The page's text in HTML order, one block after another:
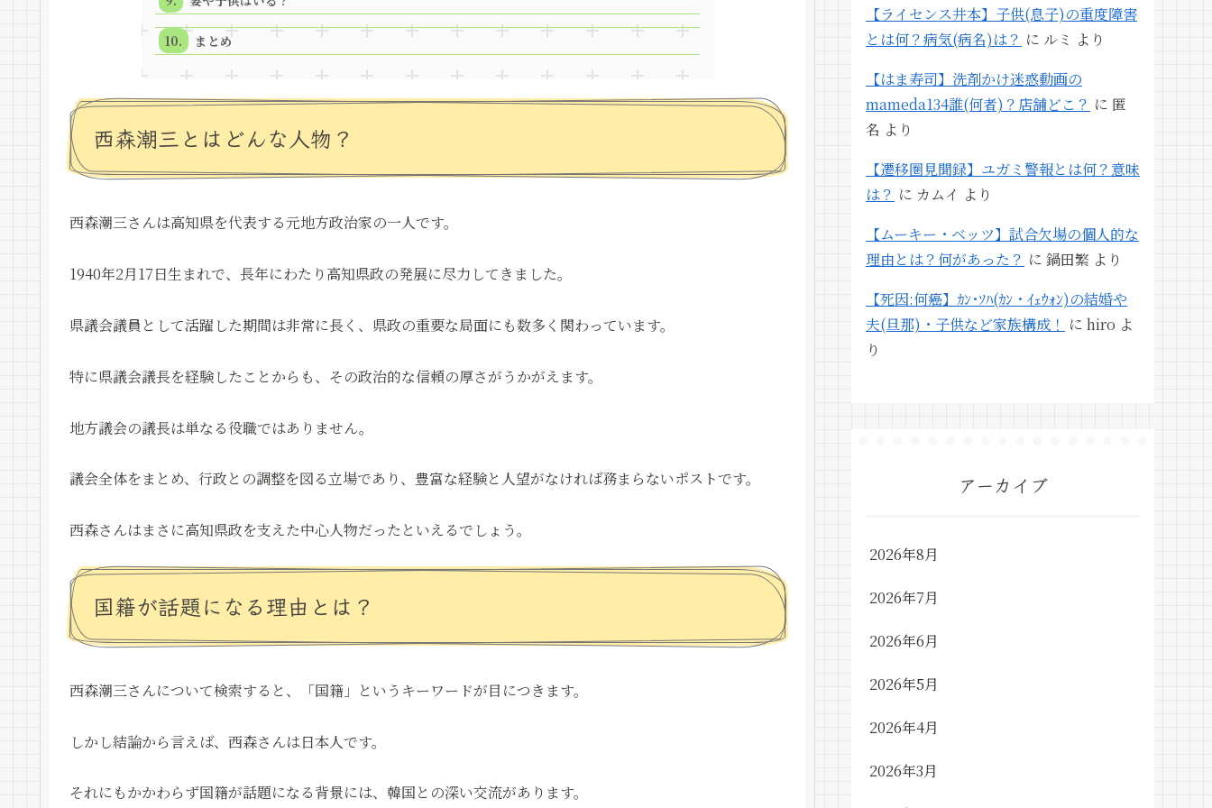
まとめ
西森潮三とはどんな人物？
西森潮三さんは高知県を代表する元地方政治家の一人です。
1940年2月17日生まれで、長年にわたり高知県政の発展に尽力してきました。
県議会議員として活躍した期間は非常に長く、県政の重要な局面にも数多く関わっています。
特に県議会議長を経験したことからも、その政治的な信頼の厚さがうかがえます。
地方議会の議長は単なる役職ではありません。
議会全体をまとめ、行政との調整を図る立場であり、豊富な経験と人望がなければ務まらないポストです。
西森さんはまさに高知県政を支えた中心人物だったといえるでしょう。
国籍が話題になる理由とは？
西森潮三さんについて検索すると、「国籍」というキーワードが目につきます。
しかし結論から言えば、西森さんは日本人です。
それにもかかわらず国籍が話題になる背景には、韓国との深い交流があります。
【ライセンス井本】子供(息子)の重度障害
とは何？病気(病名)は？ に ルミ より
【はま寿司】洗剤かけ迷惑動画の
mameda134誰(何者)？店舗どこ？ に 匿
名 より
【遷移圏見聞録】ユガミ警報とは何？意味
は？ に カムイ より
【ムーキー・ベッツ】試合欠場の個人的な
理由とは？何があった？ に 鍋田繁 より
【死因:何癌】ｶﾝ･ｿﾊ(ｶﾝ・ｲｪｳｫﾝ)の結婚や
夫(旦那)・子供など家族構成！ に hiro よ
り
アーカイブ
2026年8月
2026年7月
2026年6月
2026年5月
2026年4月
2026年3月